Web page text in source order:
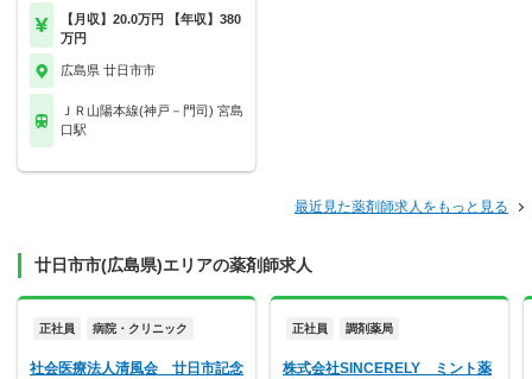
【月収】20.0万円 【年収】380
万円
広島県 廿日市市
ＪＲ山陽本線(神戸－門司) 宮島
口駅
最近見た薬剤師求人をもっと見る
廿日市市(広島県)エリアの薬剤師求人
正社員 病院・クリニック
社会医療法人清風会 廿日市記念
正社員 調剤薬局
株式会社SINCERELY ミント薬